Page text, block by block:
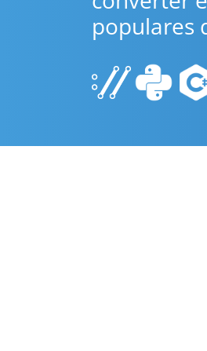
populares